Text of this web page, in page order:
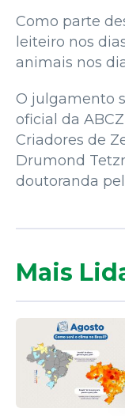
Como parte
leiteiro nos
animais nos
O julgamento
oficial da
Criadores de
Drumond
doutoranda
Mais